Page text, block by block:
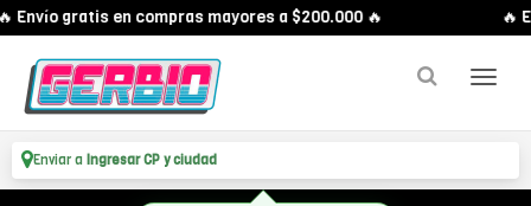
Envío gratis en compras mayores a $200.000 🔥 🔥
Enviar a Ingresar CP y ciudad